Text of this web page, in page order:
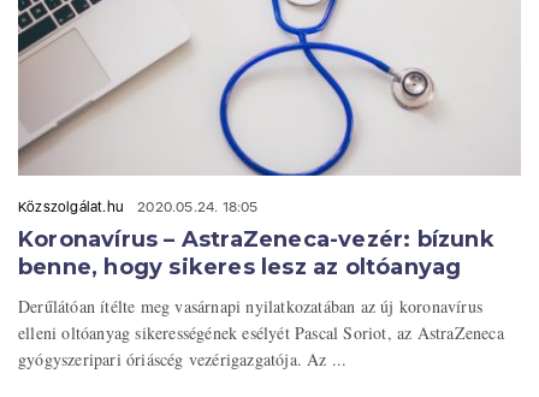
Közszolgálat.hu 2020.05.24. 18:05
Koronavírus – AstraZeneca-vezér: bízunk
benne, hogy sikeres lesz az oltóanyag
Derűlátóan ítélte meg vasárnapi nyilatkozatában az új koronavírus
elleni oltóanyag sikerességének esélyét Pascal Soriot, az AstraZeneca
gyógyszeripari óriáscég vezérigazgatója. Az ...